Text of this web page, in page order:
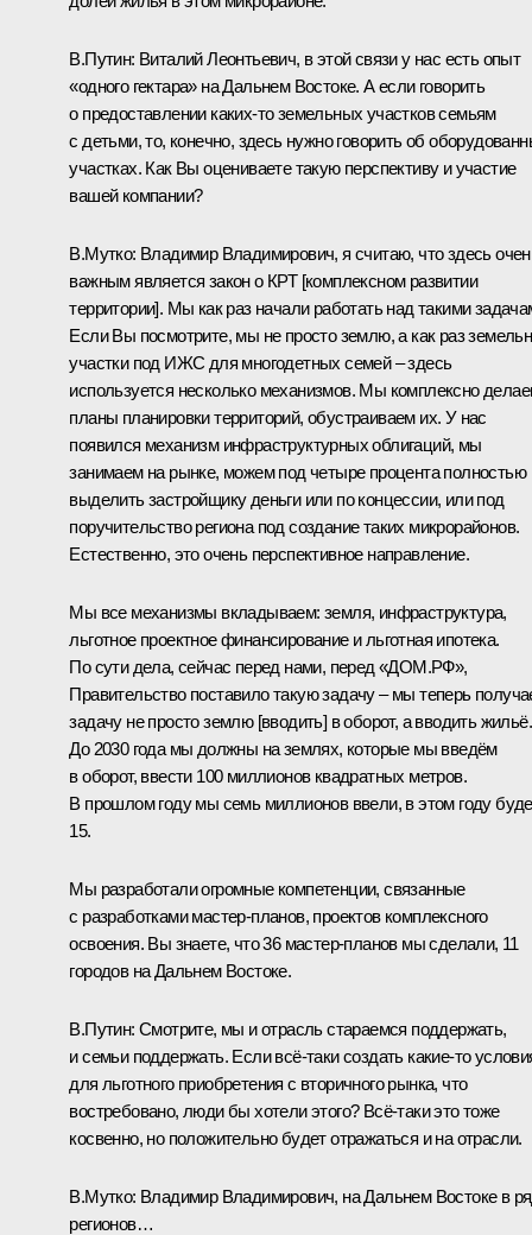
В.Путин: Виталий Леонтьевич, в этой связи у нас есть опыт
«одного гектара» на Дальнем Востоке. А если говорить
о предоставлении каких-то земельных участков семьям
с детьми, то, конечно, здесь нужно говорить об
участках. Как Вы оцениваете такую перспективу и участие
вашей компании?
В.Мутко: Владимир Владимирович, я считаю, что здесь
важным является закон о КРТ [комплексном развитии
территории]. Мы как раз начали работать над такими
Если Вы посмотрите, мы не просто землю, а как раз
участки под ИЖС для многодетных семей – здесь
используется несколько механизмов. Мы комплексно
планы планировки территорий, обустраиваем их. У нас
появился механизм инфраструктурных облигаций, мы
занимаем на рынке, можем под четыре процента полностью
выделить застройщику деньги или по концессии, или под
поручительство региона под создание таких микрорайонов.
Естественно, это очень перспективное направление.
Мы все механизмы вкладываем: земля, инфраструктура,
льготное проектное финансирование и льготная ипотека.
По сути дела, сейчас перед нами, перед «ДОМ.РФ»,
Правительство поставило такую задачу – мы теперь
задачу не просто землю [вводить] в оборот, а вводить жильё.
До 2030 года мы должны на землях, которые мы введём
в оборот, ввести 100 миллионов квадратных метров.
В прошлом году мы семь миллионов ввели, в этом году
15.
Мы разработали огромные компетенции, связанные
с разработками мастер-планов, проектов комплексного
освоения. Вы знаете, что 36 мастер-планов мы сделали, 11
городов на Дальнем Востоке.
В.Путин: Смотрите, мы и отрасль стараемся поддержать,
и семьи поддержать. Если всё-таки создать какие-то
для льготного приобретения с вторичного рынка, что
востребовано, люди бы хотели этого? Всё-таки это тоже
косвенно, но положительно будет отражаться и на отрасли.
В.Мутко: Владимир Владимирович, на Дальнем Востоке в
регионов…